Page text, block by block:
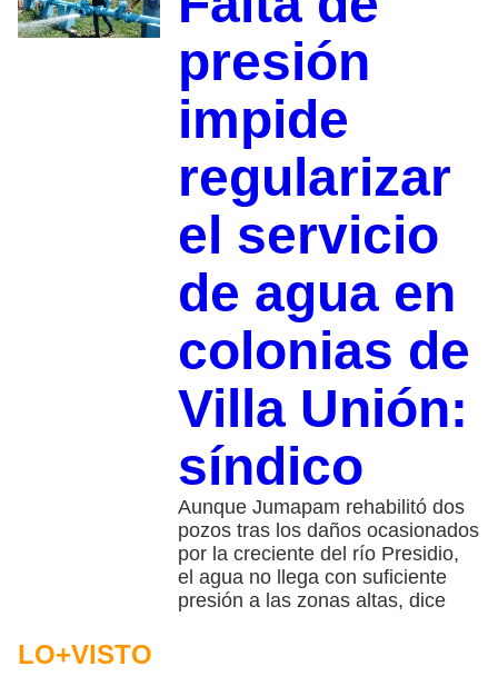
presión
impide
regularizar
el servicio
de agua en
colonias de
Villa Unión:
síndico
Aunque Jumapam rehabilitó dos
pozos tras los daños ocasionados
por la creciente del río Presidio,
el agua no llega con suficiente
presión a las zonas altas, dice
LO+VISTO